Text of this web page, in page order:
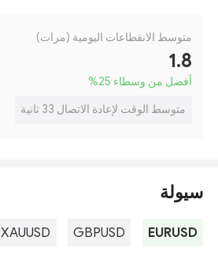
متوسط الانقطاعات اليومية (مرات)
1.8
أفضل من وسطاء 25
%
متوسط الوقت لإعادة الاتصال 33 ثانية
سيولة
EURUSD
GBPUSD
XAUUSD